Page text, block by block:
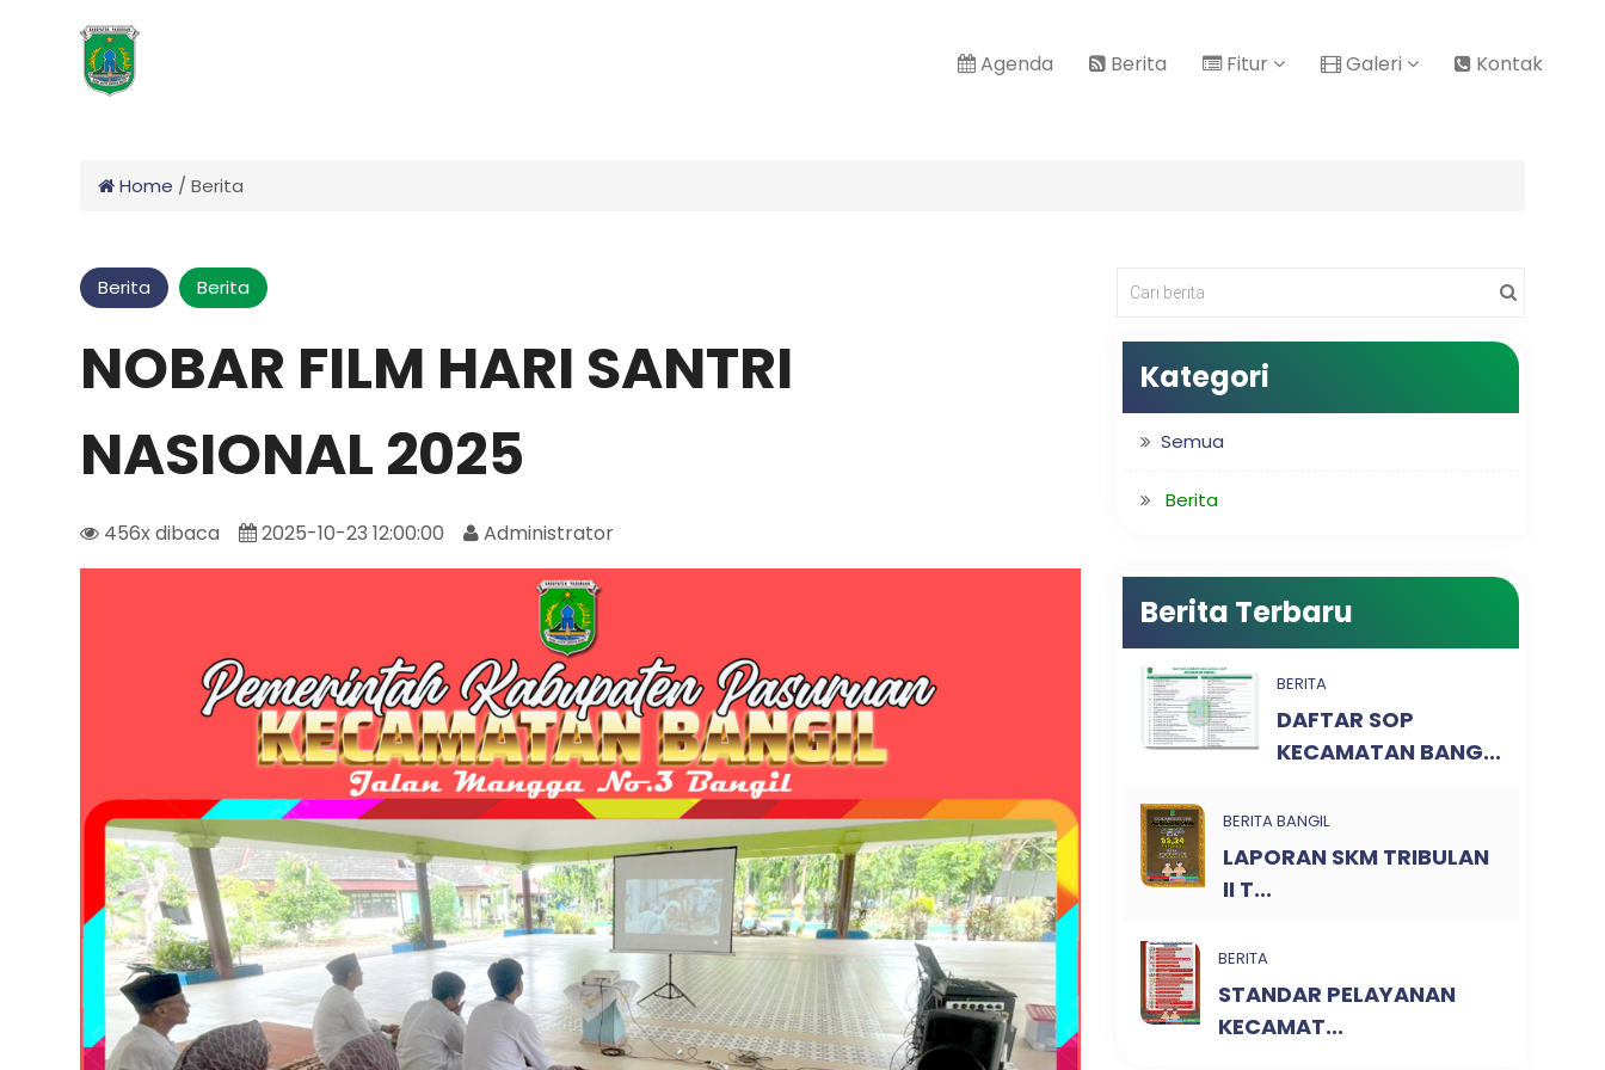
Agenda Berita Fitur Galeri Kontak
Home / Berita
Berita Berita
NOBAR FILM HARI SANTRI
NASIONAL 2025
456x dibaca 2025-10-23 12:00:00 Administrator
Kategori
Semua
Berita
Berita Terbaru
BERITA
DAFTAR SOP
KECAMATAN BANG...
BERITA BANGIL
LAPORAN SKM TRIBULAN
II T...
BERITA
STANDAR PELAYANAN
KECAMAT...